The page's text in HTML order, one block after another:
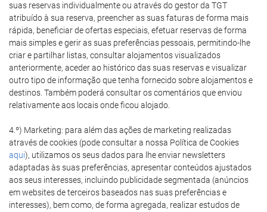
suas reservas individualmente ou através do gestor da TGT
atribuído à sua reserva, preencher as suas faturas de forma mais
rápida, beneficiar de ofertas especiais, efetuar reservas de forma
mais simples e gerir as suas preferências pessoais, permitindo-lhe
criar e partilhar listas, consultar alojamentos visualizados
anteriormente, aceder ao histórico das suas reservas e visualizar
outro tipo de informação que tenha fornecido sobre alojamentos e
destinos. Também poderá consultar os comentários que enviou
relativamente aos locais onde ficou alojado.
4.º) Marketing: para além das ações de marketing realizadas
através de cookies (pode consultar a nossa Política de Cookies
aqui), utilizamos os seus dados para lhe enviar newsletters
adaptadas às suas preferências, apresentar conteúdos ajustados
aos seus interesses, incluindo publicidade segmentada (anúncios
em websites de terceiros baseados nas suas preferências e
interesses), bem como, de forma agregada, realizar estudos de